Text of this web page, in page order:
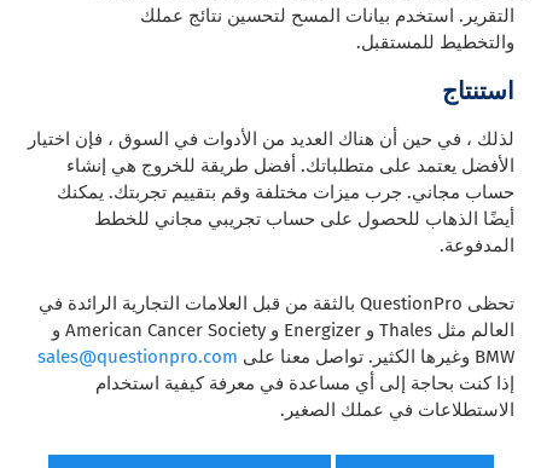
التقرير. استخدم بيانات المسح لتحسين نتائج عملك
والتخطيط للمستقبل.
استنتاج
لذلك ، في حين أن هناك العديد من الأدوات في السوق ، فإن اختيار
الأفضل يعتمد على متطلباتك. أفضل طريقة للخروج هي إنشاء
حساب مجاني. جرب ميزات مختلفة وقم بتقييم تجربتك. يمكنك
أيضًا الذهاب للحصول على حساب تجريبي مجاني للخطط
المدفوعة.
تحظى QuestionPro بالثقة من قبل العلامات التجارية الرائدة في
العالم مثل Thales و Energizer و American Cancer Society و
BMW وغيرها الكثير. تواصل معنا على
sales@questionpro.com
إذا كنت بحاجة إلى أي مساعدة في معرفة كيفية استخدام
الاستطلاعات في عملك الصغير.